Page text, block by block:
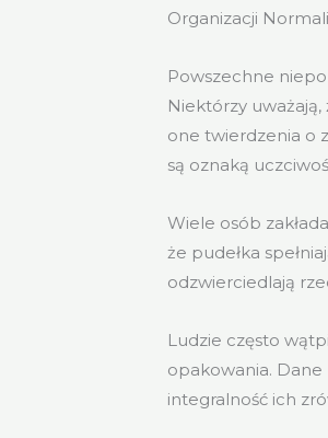
Organizacji
Powszechne
Niektórzy
one twierdzenia o
są oznaką
Wiele osób
że pudełka
odzwierciedlają
Ludzie często
opakowania.
integralność ich